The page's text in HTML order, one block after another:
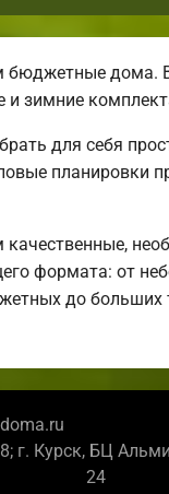
бюджетные дома.
и зимние
для себя
планировки
формата: от
до больших
г. Курск, БЦ
24